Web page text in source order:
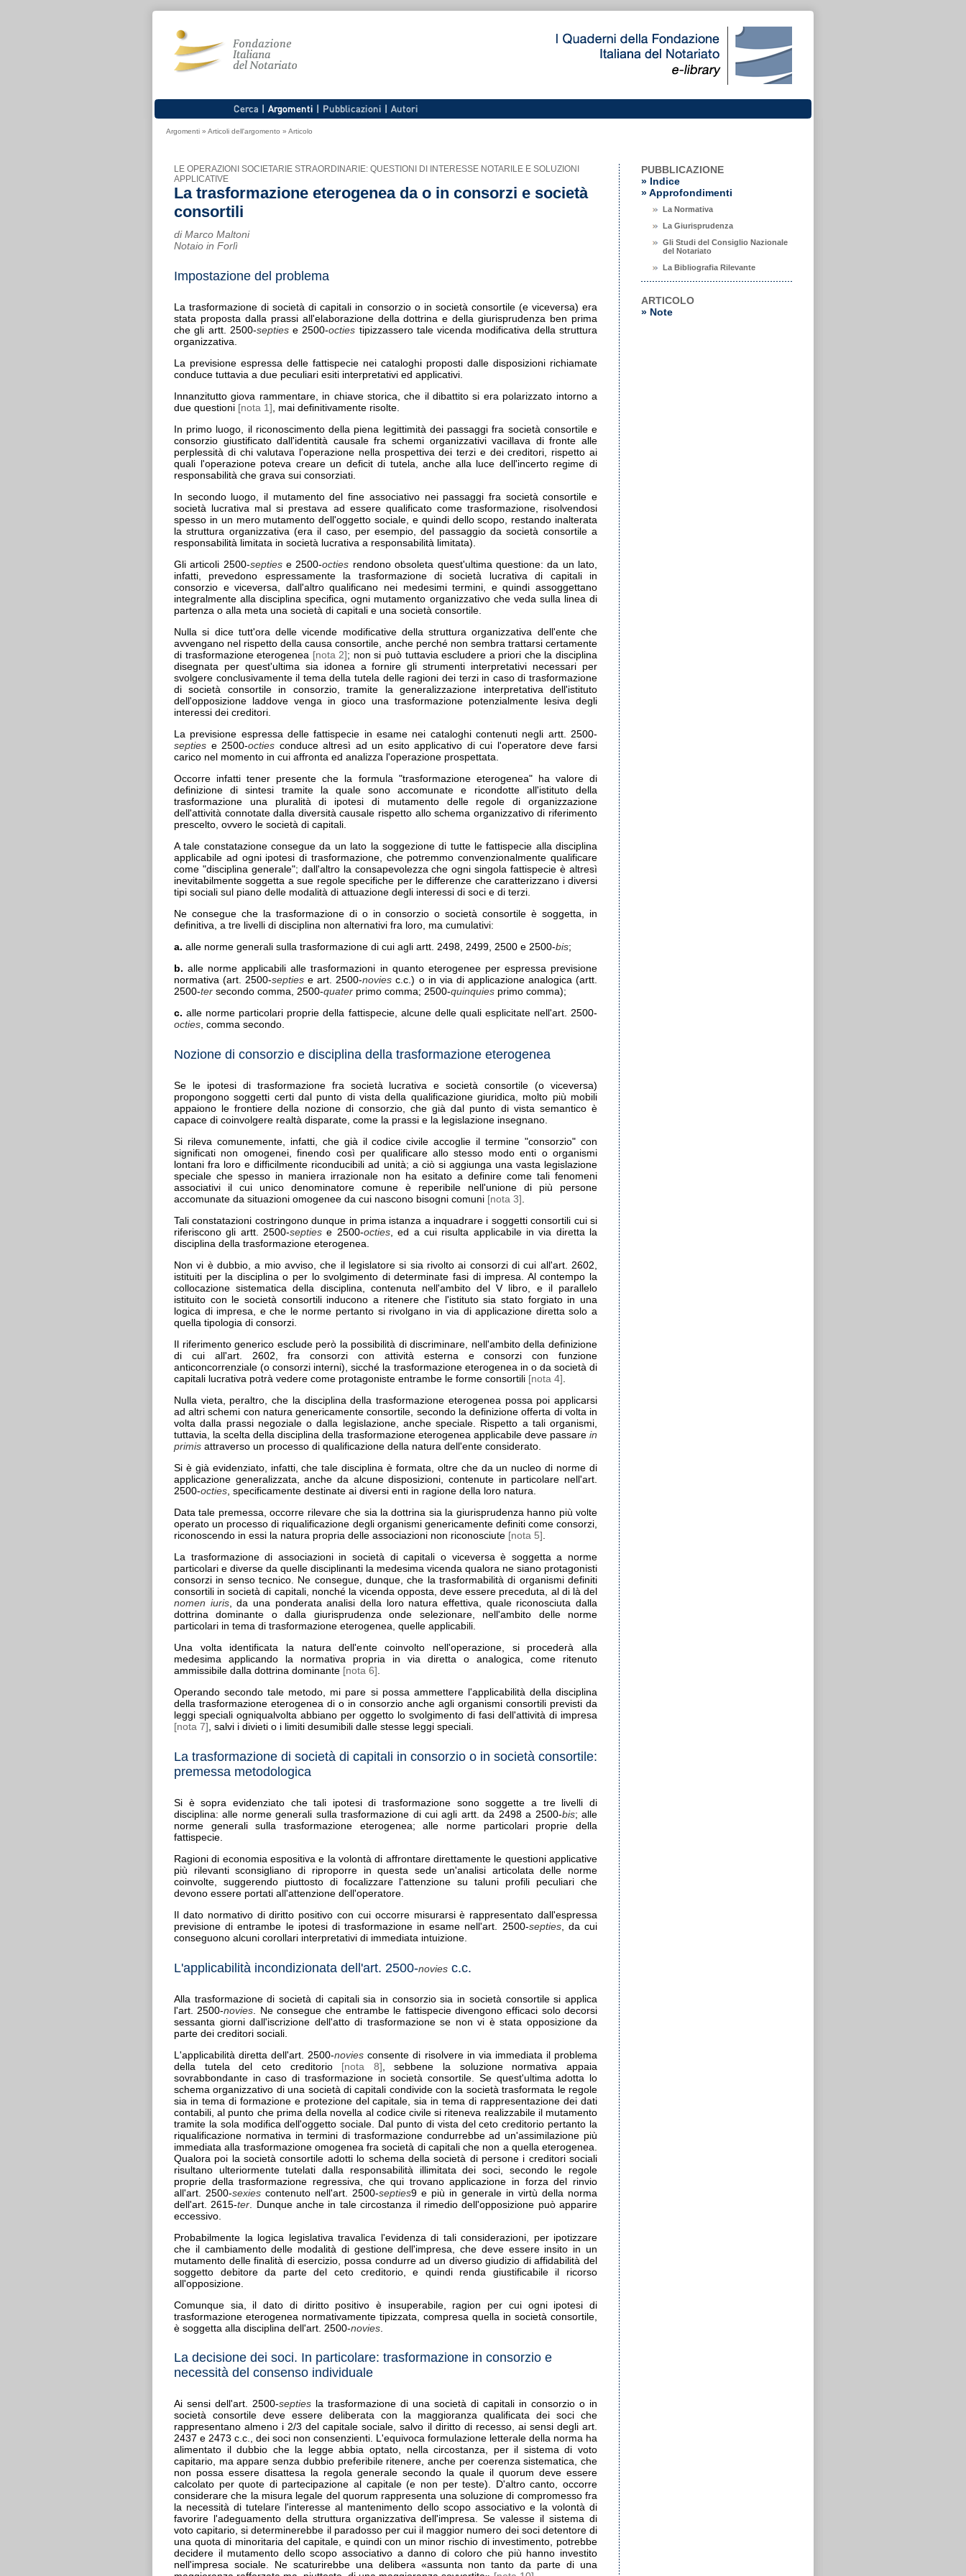
Argomenti » Articoli dell'argomento » Articolo
LE OPERAZIONI SOCIETARIE STRAORDINARIE: QUESTIONI DI INTERESSE NOTARILE E SOLUZIONI
APPLICATIVE
La trasformazione eterogenea da o in consorzi e società
consortili
di Marco Maltoni
Notaio in Forlì
Impostazione del problema
La trasformazione di società di capitali in consorzio o in società consortile (e viceversa) era
stata proposta dalla prassi all'elaborazione della dottrina e della giurisprudenza ben prima
che gli artt. 2500-septiese 2500-octies tipizzassero tale vicenda modificativa della struttura
organizzativa.
La previsione espressa delle fattispecie nei cataloghi proposti dalle disposizioni richiamate
conduce tuttavia a due peculiari esiti interpretativi ed applicativi.
Innanzitutto giova rammentare, in chiave storica, che il dibattito si era polarizzato intorno a
due questioni [nota 1] , mai definitivamente risolte.
In primo luogo, il riconoscimento della piena legittimità dei passaggi fra società consortile e
consorzio giustificato dall'identità causale fra schemi organizzativi vacillava di fronte alle
perplessità di chi valutava l'operazione nella prospettiva dei terzi e dei creditori, rispetto ai
quali l'operazione poteva creare un deficit di tutela, anche alla luce dell'incerto regime di
responsabilità che grava sui consorziati.
In secondo luogo, il mutamento del fine associativo nei passaggi fra società consortile e
società lucrativa mal si prestava ad essere qualificato come trasformazione, risolvendosi
spesso in un mero mutamento dell'oggetto sociale, e quindi dello scopo, restando inalterata
la struttura organizzativa (era il caso, per esempio, del passaggio da società consortile a
responsabilità limitata in società lucrativa a responsabilità limitata).
Gli articoli 2500-septiese 2500-octies rendono obsoleta quest'ultima questione: da un lato,
infatti, prevedono espressamente la trasformazione di società lucrativa di capitali in
consorzio e viceversa, dall'altro qualificano nei medesimi termini, e quindi assoggettano
integralmente alla disciplina specifica, ogni mutamento organizzativo che veda sulla linea di
partenza o alla meta una società di capitali e una società consortile.
Nulla si dice tutt'ora delle vicende modificative della struttura organizzativa dell'ente che
avvengano nel rispetto della causa consortile, anche perché non sembra trattarsi certamente
di trasformazione eterogenea [nota 2]; non si può tuttavia escludere a priori che la disciplina
disegnata per quest'ultima sia idonea a fornire gli strumenti interpretativi necessari per
svolgere conclusivamente il tema della tutela delle ragioni dei terzi in caso di trasformazione
di società consortile in consorzio, tramite la generalizzazione interpretativa dell'istituto
dell'opposizione laddove venga in gioco una trasformazione potenzialmente lesiva degli
interessi dei creditori.
La previsione espressa delle fattispecie in esame nei cataloghi contenuti negli artt. 2500-
septies e 2500-octies conduce altresì ad un esito applicativo di cui l'operatore deve farsi
carico nel momento in cui affronta ed analizza l'operazione prospettata.
Occorre infatti tener presente che la formula "trasformazione eterogenea" ha valore di
definizione di sintesi tramite la quale sono accomunate e ricondotte all'istituto della
trasformazione una pluralità di ipotesi di mutamento delle regole di organizzazione
dell'attività connotate dalla diversità causale rispetto allo schema organizzativo di riferimento
prescelto, ovvero le società di capitali.
A tale constatazione consegue da un lato la soggezione di tutte le fattispecie alla disciplina
applicabile ad ogni ipotesi di trasformazione, che potremmo convenzionalmente qualificare
come "disciplina generale"; dall'altro la consapevolezza che ogni singola fattispecie è altresì
inevitabilmente soggetta a sue regole specifiche per le differenze che caratterizzano i diversi
tipi sociali sul piano delle modalità di attuazione degli interessi di soci e di terzi.
Ne consegue che la trasformazione di o in consorzio o società consortile è soggetta, in
definitiva, a tre livelli di disciplina non alternativi fra loro, ma cumulativi:
a. alle norme generali sulla trasformazione di cui agli artt. 2498, 2499, 2500 e 2500-bis;
b. alle norme applicabili alle trasformazioni in quanto eterogenee per espressa previsione
normativa (art. 2500-septies e art. 2500-novies c.c.) o in via di applicazione analogica (artt.
2500-ter secondo comma, 2500-quater primo comma; 2500-quinquies primo comma);
c. alle norme particolari proprie della fattispecie, alcune delle quali esplicitate nell'art. 2500-
octies , comma secondo.
Nozione di consorzio e disciplina della trasformazione eterogenea
Se le ipotesi di trasformazione fra società lucrativa e società consortile (o viceversa)
propongono soggetti certi dal punto di vista della qualificazione giuridica, molto più mobili
appaiono le frontiere della nozione di consorzio, che già dal punto di vista semantico è
capace di coinvolgere realtà disparate, come la prassi e la legislazione insegnano.
Si rileva comunemente, infatti, che già il codice civile accoglie il termine "consorzio" con
significati non omogenei, finendo così per qualificare allo stesso modo enti o organismi
lontani fra loro e difficilmente riconducibili ad unità; a ciò si aggiunga una vasta legislazione
speciale che spesso in maniera irrazionale non ha esitato a definire come tali fenomeni
associativi il cui unico denominatore comune è reperibile nell'unione di più persone
accomunate da situazioni omogenee da cui nascono bisogni comuni [nota 3]
Tali constatazioni costringono dunque in prima istanza a inquadrare i soggetti consortili cui si
riferiscono gli artt. 2500-septies e 2500-octies, ed a cui risulta applicabile in via diretta la
disciplina della trasformazione eterogenea.
Non vi è dubbio, a mio avviso, che il legislatore si sia rivolto ai consorzi di cui all'art. 2602,
istituiti per la disciplina o per lo svolgimento di determinate fasi di impresa. Al contempo la
collocazione sistematica della disciplina, contenuta nell'ambito del V libro, e il parallelo
istituito con le società consortili inducono a ritenere che l'istituto sia stato forgiato in una
logica di impresa, e che le norme pertanto si rivolgano in via di applicazione diretta solo a
quella tipologia di consorzi.
Il riferimento generico esclude però la possibilità di discriminare, nell'ambito della definizione
di cui all'art. 2602, fra consorzi con attività esterna e consorzi con funzione
anticoncorrenziale (o consorzi interni), sicché la trasformazione eterogenea in o da società di
capitali lucrativa potrà vedere come protagoniste entrambe le forme consortili [nota 4]
Nulla vieta, peraltro, che la disciplina della trasformazione eterogenea possa poi applicarsi
ad altri schemi con natura genericamente consortile, secondo la definizione offerta di volta in
volta dalla prassi negoziale o dalla legislazione, anche speciale. Rispetto a tali organismi,
tuttavia, la scelta della disciplina della trasformazione eterogenea applicabile deve passare in
primis attraverso un processo di qualificazione della natura dell'ente considerato.
Si è già evidenziato, infatti, che tale disciplina è formata, oltre che da un nucleo di norme di
applicazione generalizzata, anche da alcune disposizioni, contenute in particolare nell'art.
2500-octies , specificamente destinate ai diversi enti in ragione della loro natura.
Data tale premessa, occorre rilevare che sia la dottrina sia la giurisprudenza hanno più volte
operato un processo di riqualificazione degli organismi genericamente definiti come consorzi,
riconoscendo in essi la natura propria delle associazioni non riconosciute [nota 5]
La trasformazione di associazioni in società di capitali o viceversa è soggetta a norme
particolari e diverse da quelle disciplinanti la medesima vicenda qualora ne siano protagonisti
consorzi in senso tecnico. Ne consegue, dunque, che la trasformabilità di organismi definiti
consortili in società di capitali, nonché la vicenda opposta, deve essere preceduta, al di là del
nomen iuris, da una ponderata analisi della loro natura effettiva, quale riconosciuta dalla
dottrina dominante o dalla giurisprudenza onde selezionare, nell'ambito delle norme
particolari in tema di trasformazione eterogenea, quelle applicabili.
Una volta identificata la natura dell'ente coinvolto nell'operazione, si procederà alla
medesima applicando la normativa propria in via diretta o analogica, come ritenuto
ammissibile dalla dottrina dominante [nota 6]
Operando secondo tale metodo, mi pare si possa ammettere l'applicabilità della disciplina
della trasformazione eterogenea di o in consorzio anche agli organismi consortili previsti da
leggi speciali ogniqualvolta abbiano per oggetto lo svolgimento di fasi dell'attività di impresa
[nota 7] , salvi i divieti o i limiti desumibili dalle stesse leggi speciali.
La trasformazione di società di capitali in consorzio o in società consortile:
premessa metodologica
Si è sopra evidenziato che tali ipotesi di trasformazione sono soggette a tre livelli di
disciplina: alle norme generali sulla trasformazione di cui agli artt. da 2498 a 2500-bis; alle
norme generali sulla trasformazione eterogenea; alle norme particolari proprie della
fattispecie.
Ragioni di economia espositiva e la volontà di affrontare direttamente le questioni applicative
più rilevanti sconsigliano di riproporre in questa sede un'analisi articolata delle norme
coinvolte, suggerendo piuttosto di focalizzare l'attenzione su taluni profili peculiari che
devono essere portati all'attenzione dell'operatore.
Il dato normativo di diritto positivo con cui occorre misurarsi è rappresentato dall'espressa
previsione di entrambe le ipotesi di trasformazione in esame nell'art. 2500-septies, da cui
conseguono alcuni corollari interpretativi di immediata intuizione.
L'applicabilità incondizionata dell'art. 2500-novies c.c.
Alla trasformazione di società di capitali sia in consorzio sia in società consortile si applica
l'art. 2500-novies . Ne consegue che entrambe le fattispecie divengono efficaci solo decorsi
sessanta giorni dall'iscrizione dell'atto di trasformazione se non vi è stata opposizione da
parte dei creditori sociali.
L'applicabilità diretta dell'art. 2500-novies consente di risolvere in via immediata il problema
della tutela del ceto creditorio [nota 8] , sebbene la soluzione normativa appaia
sovrabbondante in caso di trasformazione in società consortile. Se quest'ultima adotta lo
schema organizzativo di una società di capitali condivide con la società trasformata le regole
sia in tema di formazione e protezione del capitale, sia in tema di rappresentazione dei dati
contabili, al punto che prima della novella al codice civile si riteneva realizzabile il mutamento
tramite la sola modifica dell'oggetto sociale. Dal punto di vista del ceto creditorio pertanto la
riqualificazione normativa in termini di trasformazione condurrebbe ad un'assimilazione più
immediata alla trasformazione omogenea fra società di capitali che non a quella eterogenea.
Qualora poi la società consortile adotti lo schema della società di persone i creditori sociali
risultano ulteriormente tutelati dalla responsabilità illimitata dei soci, secondo le regole
proprie della trasformazione regressiva, che qui trovano applicazione in forza del rinvio
all'art. 2500-sexies contenuto nell'art. 2500-septies9 e più in generale in virtù della norma
dell'art. 2615-ter . Dunque anche in tale circostanza il rimedio dell'opposizione può apparire
eccessivo.
Probabilmente la logica legislativa travalica l'evidenza di tali considerazioni, per ipotizzare
che il cambiamento delle modalità di gestione dell'impresa, che deve essere insito in un
mutamento delle finalità di esercizio, possa condurre ad un diverso giudizio di affidabilità del
soggetto debitore da parte del ceto creditorio, e quindi renda giustificabile il ricorso
all'opposizione.
Comunque sia, il dato di diritto positivo è insuperabile, ragion per cui ogni ipotesi di
trasformazione eterogenea normativamente tipizzata, compresa quella in società consortile,
è soggetta alla disciplina dell'art. 2500-novies
La decisione dei soci. In particolare: trasformazione in consorzio e
necessità del consenso individuale
Ai sensi dell'art. 2500-septies la trasformazione di una società di capitali in consorzio o in
società consortile deve essere deliberata con la maggioranza qualificata dei soci che
rappresentano almeno i 2/3 del capitale sociale, salvo il diritto di recesso, ai sensi degli art.
2437 e 2473 c.c., dei soci non consenzienti. L'equivoca formulazione letterale della norma ha
alimentato il dubbio che la legge abbia optato, nella circostanza, per il sistema di voto
capitario, ma appare senza dubbio preferibile ritenere, anche per coerenza sistematica, che
non possa essere disattesa la regola generale secondo la quale il quorum deve essere
calcolato per quote di partecipazione al capitale (e non per teste). D'altro canto, occorre
considerare che la misura legale del quorum rappresenta una soluzione di compromesso fra
la necessità di tutelare l'interesse al mantenimento dello scopo associativo e la volontà di
favorire l'adeguamento della struttura organizzativa dell'impresa. Se valesse il sistema di
voto capitario, si determinerebbe il paradosso per cui il maggior numero dei soci detentore di
una quota di minoritaria del capitale, e quindi con un minor rischio di investimento, potrebbe
decidere il mutamento dello scopo associativo a danno di coloro che più hanno investito
nell'impresa sociale. Ne scaturirebbe una delibera «assunta non tanto da parte di una
PUBBLICAZIONE
» Indice
» Approfondimenti
La Normativa
La Giurisprudenza
Gli Studi del Consiglio Nazionale
del Notariato
La Bibliografia Rilevante
ARTICOLO
» Note